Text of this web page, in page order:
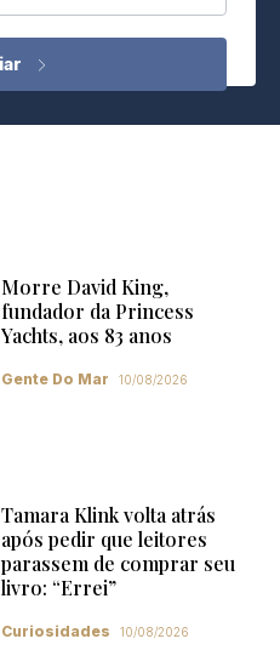
Morre David King,
fundador da Princess
Yachts, aos 83 anos
Gente Do Mar 10/08/2026
Tamara Klink volta atrás
após pedir que leitores
parassem de comprar seu
livro: “Errei”
Curiosidades 10/08/2026